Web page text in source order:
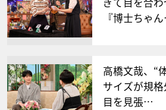
『博士ちゃ
高橋文哉、“
サイズが規
目を見張…